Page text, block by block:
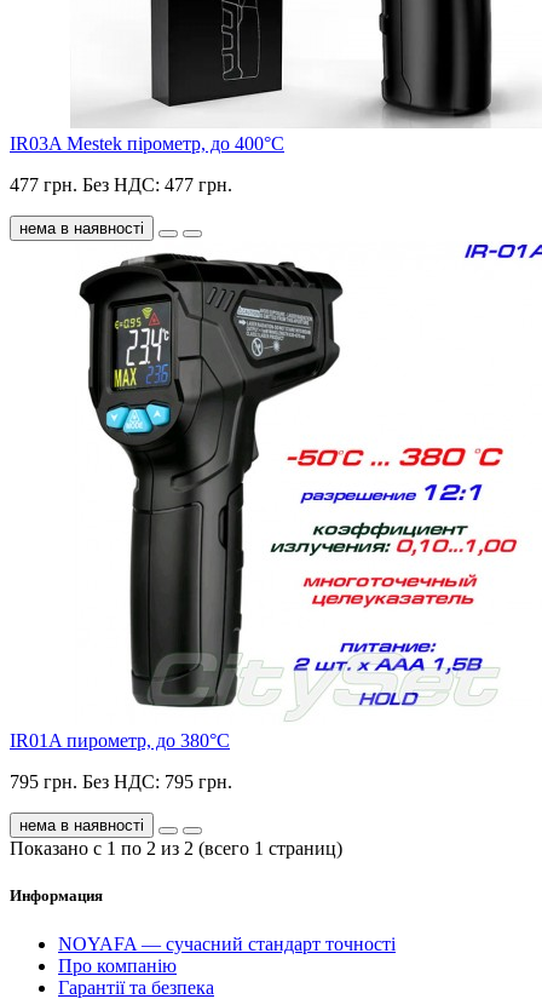
IR03A Mestek пірометр, до 400°С
477 грн. Без НДС: 477 грн.
нема в наявності
IR01A пирометр, до 380°С
795 грн. Без НДС: 795 грн.
нема в наявності
Показано с 1 по 2 из 2 (всего 1 страниц)
Информация
NOYAFA — сучасний стандарт точності
Про компанію
Гарантії та безпека